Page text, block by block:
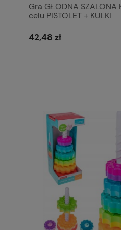
Gra GŁODNA
celu PISTOLET + KULKI
42,48 zł